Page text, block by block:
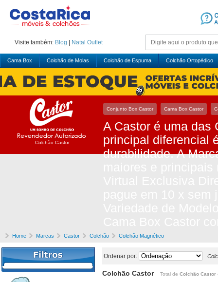
Visite também: Blog Natal Outlet
Cama Box Colchão de Molas Colchão de Espuma Colchão Ortopédico
Colchão Castor
Conjunto Box Castor Cama Box Castor
A Castor é uma das
principal diferencial
durabilidade. A
Home Marcas Castor Colchão Colchão Magnético
Ordenar por:
Colchão Castor Total de Colchão Castor